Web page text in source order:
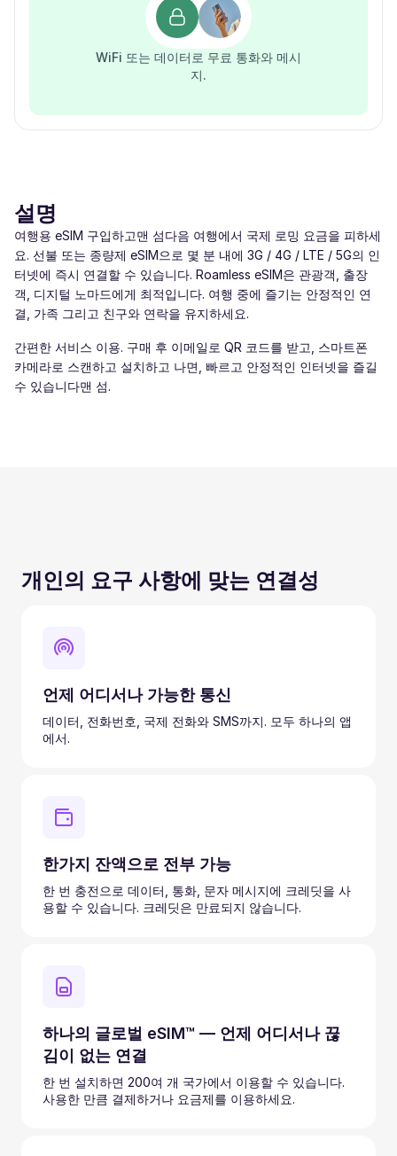
WiFi 또는 데이터로 무료 통화와 메시
지.
설명
여행용 eSIM 구입하고맨 섬다음 여행에서 국제 로밍 요금을 피하세
요. 선불 또는 종량제 eSIM으로 몇 분 내에 3G / 4G / LTE / 5G의 인
터넷에 즉시 연결할 수 있습니다. Roamless eSIM은 관광객, 출장
객, 디지털 노마드에게 최적입니다. 여행 중에 즐기는 안정적인 연
결, 가족 그리고 친구와 연락을 유지하세요.
간편한 서비스 이용. 구매 후 이메일로 QR 코드를 받고, 스마트폰
카메라로 스캔하고 설치하고 나면, 빠르고 안정적인 인터넷을 즐길
수 있습니다맨 섬.
개인의 요구 사항에 맞는 연결성
언제 어디서나 가능한 통신
데이터, 전화번호, 국제 전화와 SMS까지. 모두 하나의 앱
에서.
한가지 잔액으로 전부 가능
한 번 충전으로 데이터, 통화, 문자 메시지에 크레딧을 사
용할 수 있습니다. 크레딧은 만료되지 않습니다.
하나의 글로벌 eSIM™ — 언제 어디서나 끊
김이 없는 연결
한 번 설치하면 200여 개 국가에서 이용할 수 있습니다.
사용한 만큼 결제하거나 요금제를 이용하세요.